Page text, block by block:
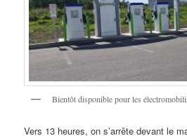
Bientôt disponible pour les
Vers 13 heures, on s’arrête devant le